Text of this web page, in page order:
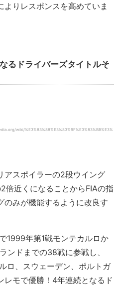
りレスポンスを高めていま
るドライバーズタイトルそ
wiki/%E3%83%88%E3%83%9F%E3%83%BB%E3%
アスポイラーの2段ウイング
倍近くになることからFIAの指
のみが機能するように改良す
1999年第1戦モンテカルロか
ンドまでの38戦に参戦し、
ロ、スウェーデン、ポルトガ
レモで優勝！4年連続となるド